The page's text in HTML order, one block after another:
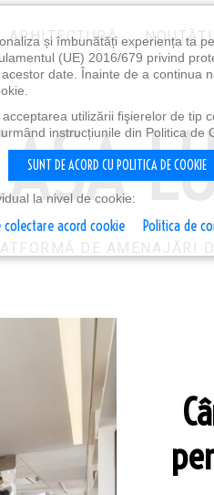
ARHITECTURĂ NOUTĂȚI
DE AMENAJĂRI
și îmbunătăți experiența ta
(UE) 2016/679 privind
date. Înainte de a continua
utilizării fişierelor de tip
instrucțiunile din Politica de
SUNT DE ACORD CU POLITICA DE COOKIE
la nivel de cookie:
colectare acord cookie Politica de